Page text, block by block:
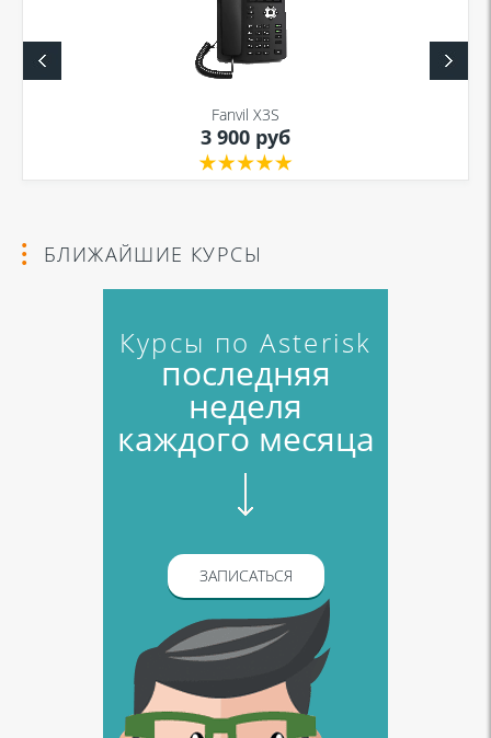
Fanvil X3S
3 900 руб
БЛИЖАЙШИЕ КУРСЫ
Курсы по Asterisk
последняя
неделя
каждого месяца
ЗАПИСАТЬСЯ